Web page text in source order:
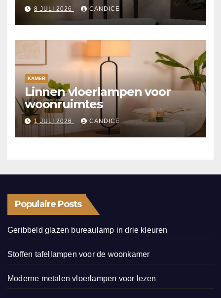
8 JULI 2026 CANDICE
KAMER
Linnen vloerlampen voor
woonruimtes
1 JULI 2026 CANDICE
Populaire Posts
Geribbeld glazen bureaulamp in drie kleuren
Stoffen tafellampen voor de woonkamer
Moderne metalen vloerlampen voor lezen